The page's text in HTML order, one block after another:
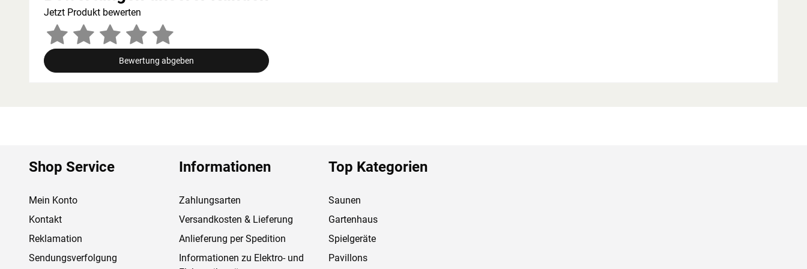
Jetzt Produkt bewerten
Bewertung abgeben
Shop Service
Mein Konto
Kontakt
Reklamation
Sendungsverfolgung
Informationen
Zahlungsarten
Versandkosten & Lieferung
Anlieferung per Spedition
Informationen zu Elektro- und
Top Kategorien
Saunen
Gartenhaus
Spielgeräte
Pavillons